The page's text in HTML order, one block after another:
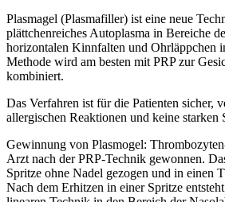
Plasmagel (Plasmafiller) ist eine neue
plättchenreiches Autoplasma in Bereiche
horizontalen Kinnfalten und Ohrläppchen
Methode wird am besten mit PRP zur
kombiniert.
Das Verfahren ist für die Patienten sicher,
allergischen Reaktionen und keine starken
Gewinnung von Plasmogel:
Arzt nach der PRP-Technik gewonnen.
Spritze ohne Nadel gezogen und in einen
Nach dem Erhitzen in einer Spritze